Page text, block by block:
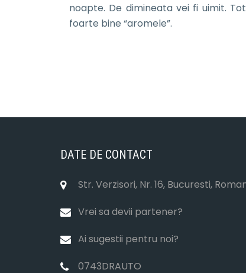
noapte. De dimineata vei fi uimit.
foarte bine “aromele”.
DATE DE CONTACT
Str. Verzisori, Nr. 16, Bucuresti,
Vrei sa devii partener?
Ai sugestii pentru noi?
0743DRAUTO